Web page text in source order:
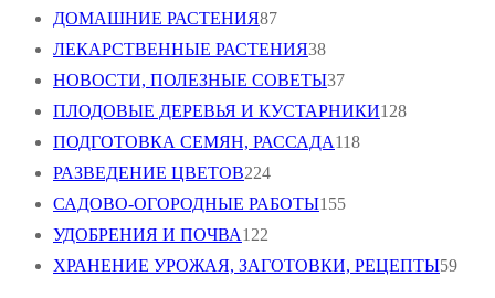
ДОМАШНИЕ РАСТЕНИЯ87
ЛЕКАРСТВЕННЫЕ РАСТЕНИЯ38
НОВОСТИ, ПОЛЕЗНЫЕ СОВЕТЫ37
ПЛОДОВЫЕ ДЕРЕВЬЯ И КУСТАРНИКИ128
ПОДГОТОВКА СЕМЯН, РАССАДА118
РАЗВЕДЕНИЕ ЦВЕТОВ224
САДОВО-ОГОРОДНЫЕ РАБОТЫ155
УДОБРЕНИЯ И ПОЧВА122
ХРАНЕНИЕ УРОЖАЯ, ЗАГОТОВКИ, РЕЦЕПТЫ59